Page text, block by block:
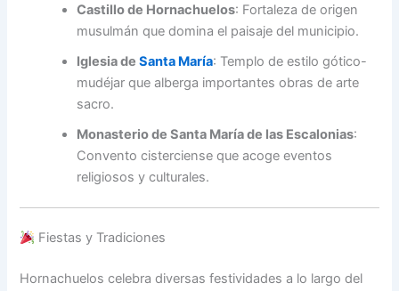
Castillo de Hornachuelos: Fortaleza de origen
musulmán que domina el paisaje del municipio.
Iglesia deSanta María: Templo de estilo gótico-
mudéjar que alberga importantes obras de arte
sacro.
Monasterio de Santa María de las Escalonias:
Convento cisterciense que acoge eventos
religiosos y culturales.
Fiestas y Tradiciones
Hornachuelos celebra diversas festividades a lo largo del